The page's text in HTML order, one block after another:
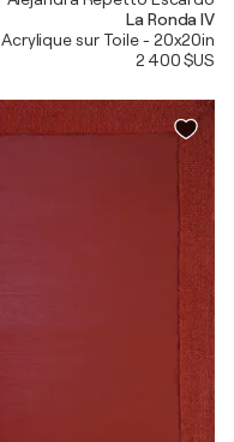
La Ronda IV
Acrylique sur Toile - 20x20in
2 400 $US